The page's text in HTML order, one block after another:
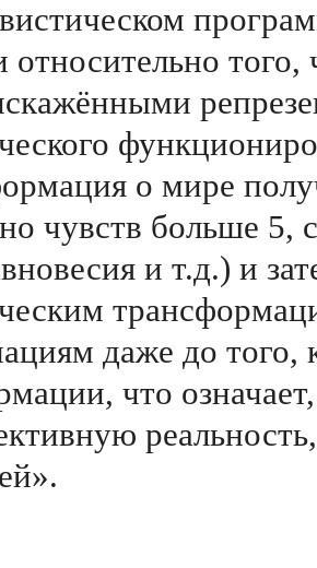
относительно
о мире
чувств больше 5,
и т.д.) и
даже до
что